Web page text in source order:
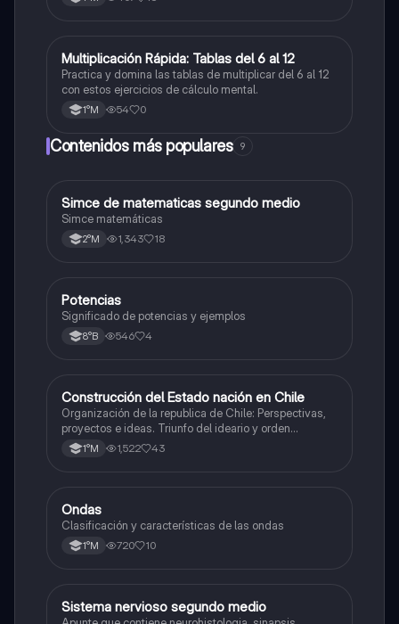
MMatemáticas
Multiplicación Rápida: Tablas del 6 al 12
Practica y domina las tablas de multiplicar del 6 al 12
con estos ejercicios de cálculo mental.
1°M 54 0
Contenidos más populares 9
Matemáticas
Simce de matematicas segundo medio
Simce matemáticas
2°M 1,343 18
Matemáticas
Potencias
Significado de potencias y ejemplos
8°B 546 4
Historia
Construcción del Estado nación en Chile
Organización de la republica de Chile: Perspectivas,
proyectos e ideas. Triunfo del ideario y orden
conservador. Constitución de 1833. "Era Portaliana"
1°M 1,522 43
Física
Ondas
Clasificación y características de las ondas
1°M 720 10
Biología
Sistema nervioso segundo medio